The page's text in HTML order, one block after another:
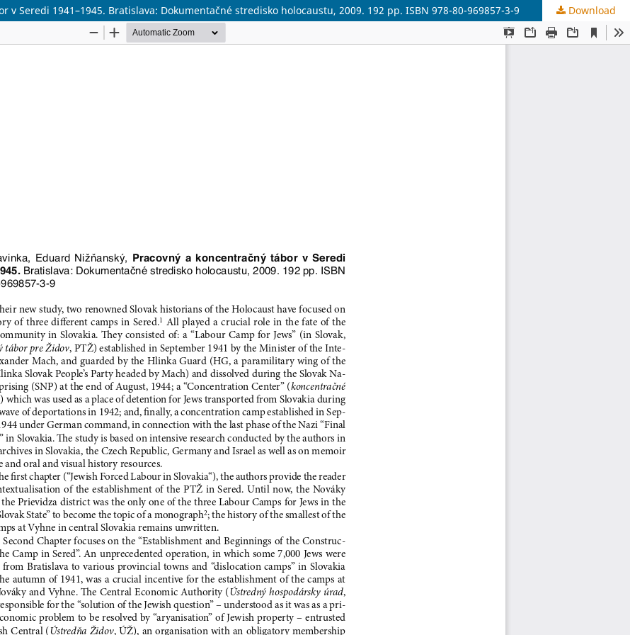
v Seredi 1941–1945. Bratislava: Dokumentačné stredisko holocaustu, 2009. 192 pp. ISBN 978-80-969857-3-9 Download